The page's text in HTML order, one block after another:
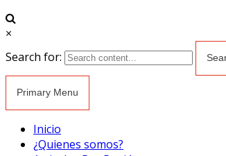
×
Search for:
Primary Menu
Inicio
¿Quienes somos?